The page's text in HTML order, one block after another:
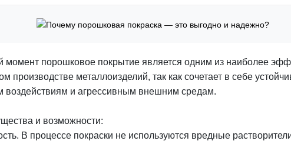
момент порошковое покрытие является одним из наиболее
производстве металлоизделий, так как сочетает в себе
воздействиям и агрессивным внешним средам.
и возможности:
В процессе покраски не используются вредные